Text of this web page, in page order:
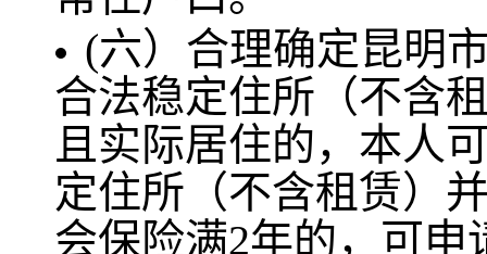
(六）合理确定昆明
合法稳定住所（不含
且实际居住的，本人
定住所（不含租赁）
会保险满2年的，可